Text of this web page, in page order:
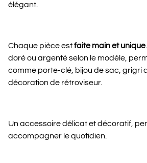
élégant.
Chaque pièce estfaite main et unique
doré ou argenté selon le modèle,
comme porte-clé, bijou de sac, grigri
décoration de rétroviseur.
Un accessoire délicat et décoratif,
accompagner le quotidien.